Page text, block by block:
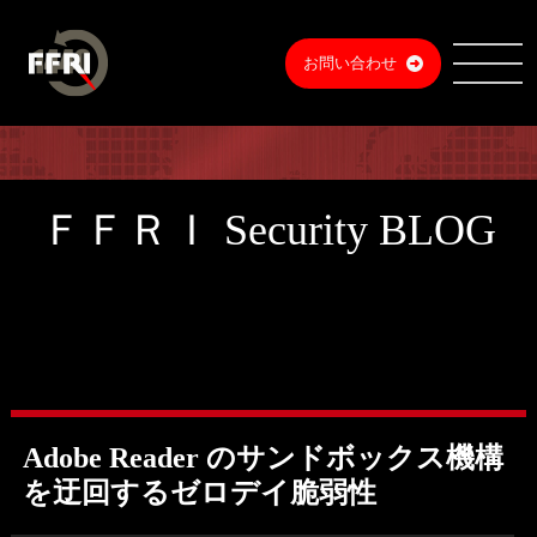
お問い合わせ
ＦＦＲＩ Security BLOG
Adobe Reader のサンドボックス機構
を迂回するゼロデイ脆弱性